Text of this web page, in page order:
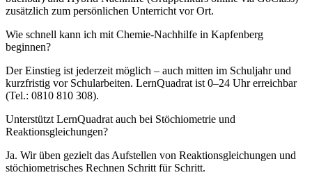
zusätzlich zum persönlichen Unterricht vor Ort.
Wie schnell kann ich mit Chemie-Nachhilfe in Kapfenberg
beginnen?
Der Einstieg ist jederzeit möglich – auch mitten im Schuljahr und
kurzfristig vor Schularbeiten. LernQuadrat ist 0–24 Uhr erreichbar
(Tel.: 0810 810 308).
Unterstützt LernQuadrat auch bei Stöchiometrie und
Reaktionsgleichungen?
Ja. Wir üben gezielt das Aufstellen von Reaktionsgleichungen und
stöchiometrisches Rechnen Schritt für Schritt.